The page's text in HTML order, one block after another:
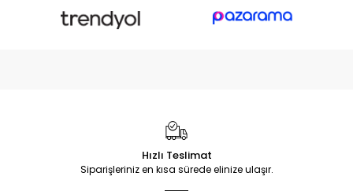
Hızlı Teslimat
Siparişleriniz en kısa sürede elinize ulaşır.